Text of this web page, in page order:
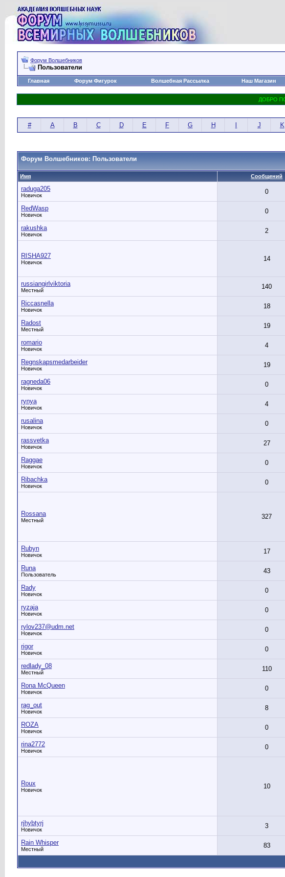
Форум Волшебников
Пользователи
Главная
Форум Фигурок Волшебная Рассылка Наш Магазин
# A B C D E F G H J K
Форум Волшебников: Пользователи
Имя Сообщений
raduga205
Новичок 0
RedWasp
Новичок 0
rakushka
Новичок 2
RISHA927
Новичок 14
russiangirlviktoria
Местный 140
Riccasnella
Новичок 18
Radost
Местный 19
romario
Новичок 4
Regnskapsmedarbeider
Новичок 19
ragneda06
Новичок 0
rynya
Новичок 4
rusalina
Новичок 0
rassvetka
Новичок 27
Raggae
Новичок 0
Ribachka
Новичок 0
Rossana
Местный 327
Rubyn
Новичок 17
Runa
Пользователь 43
Rady
Новичок 0
ryzaja
Новичок 0
rylov237@udm.net
Новичок 0
rigor
Новичок 0
redlady_08
Местный 110
Rona McQueen
Новичок 0
rag_out
Новичок 8
ROZA
Новичок 0
rina2772
Новичок 0
Roux
Новичок 10
rjhybtyrj
Новичок 3
Rain Whisper
Местный 83